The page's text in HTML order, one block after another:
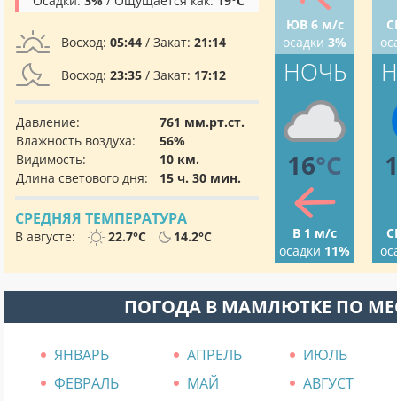
Восход: 05:44 / Закат: 21:14
Восход: 23:35 / Закат: 17:12
Давление:
761 мм.рт.ст.
Влажность воздуха:
56%
Видимость:
10 км.
Длина светового дня:
15 ч. 30 мин.
СРЕДНЯЯ ТЕМПЕРАТУРА
В августе: 22.7°C 14.2°C
ЮВ 6 м/с
осадки 3%
НОЧЬ
16°C
В 1 м/с
осадки 11%
ПОГОДА В МАМЛЮТКЕ ПО
ЯНВАРЬ АПРЕЛЬ
ИЮЛЬ
ФЕВРАЛЬ
МАЙ
АВГУСТ